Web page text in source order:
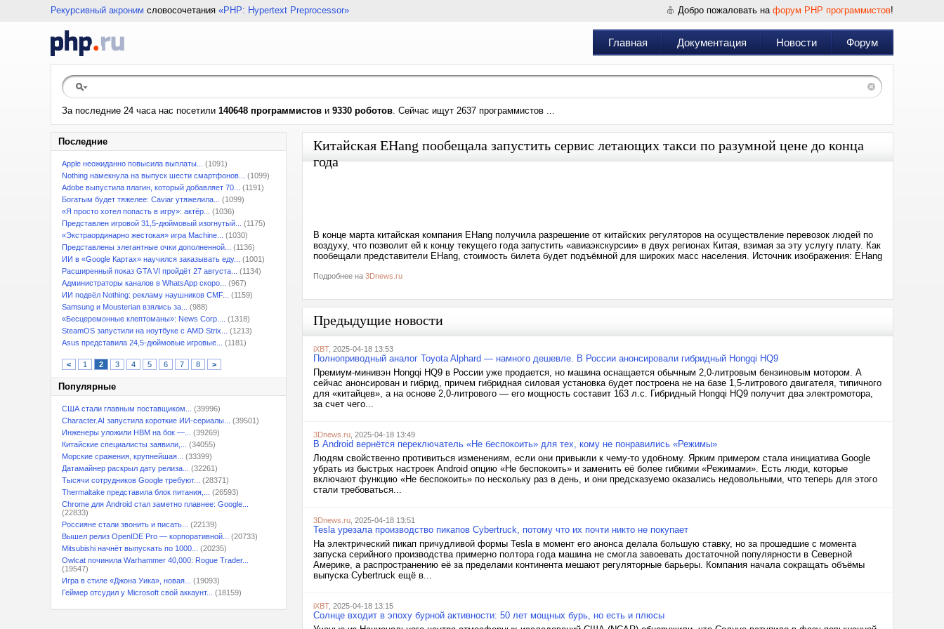
Рекурсивный акроним словосочетания «PHP: Hypertext Preprocessor» Добро пожаловать на форум PHP программистов!
Главная Документация Новости Форум
За последние 24 часа нас посетили 140648 программистов и 9330 роботов. Сейчас ищут 2637 программистов ...
Последние
Apple неожиданно повысила выплаты...
(1091)
Nothing намекнула на выпуск шести смартфонов...
(1099)
Adobe выпустила плагин, который добавляет 70...
(1191)
Богатым будет тяжелее: Caviar утяжелила...
(1099)
«Я просто хотел попасть в игру»: актёр...
(1036)
Представлен игровой 31,5-дюймовый изогнутый...
(1175)
«Экстраординарно жестокая» игра Machine...
(1030)
Представлены элегантные очки дополненной...
(1136)
ИИ в «Google Картах» научился заказывать еду...
(1001)
Расширенный показ GTA VI пройдёт 27 августа...
(1134)
Администраторы каналов в WhatsApp скоро...
(967)
ИИ подвёл Nothing: рекламу наушников CMF...
(1159)
Samsung и Mousterian взялись за...
(988)
«Бесцеремонные клептоманы»: News Corp....
(1318)
SteamOS запустили на ноутбуке с AMD Strix...
(1213)
Asus представила 24,5-дюймовые игровые...
(1181)
< 1 2 3 4 5 6 7 8 >
Популярные
США стали главным поставщиком...
(39996)
Character.AI запустила короткие ИИ-сериалы...
(39501)
Инженеры уложили HBM на бок —...
(39269)
Китайские специалисты заявили,...
(34055)
Морские сражения, крупнейшая...
(33399)
Датамайнер раскрыл дату релиза...
(32261)
Тысячи сотрудников Google требуют...
(28371)
Thermaltake представила блок питания,...
(26593)
Chrome для Android стал заметно плавнее: Google...
(22833)
Россияне стали звонить и писать...
(22139)
Вышел релиз OpenIDE Pro — корпоративной...
(20733)
Mitsubishi начнёт выпускать по 1000...
(20235)
Owlcat починила Warhammer 40,000: Rogue Trader...
(19547)
Игра в стиле «Джона Уика», новая...
(19093)
Геймер отсудил у Microsoft свой аккаунт...
(18159)
Китайская EHang пообещала запустить сервис летающих такси по разумной цене до конца
года
В конце марта китайская компания EHang получила разрешение от китайских регуляторов на осуществление перевозок людей по
воздуху, что позволит ей к концу текущего года запустить «авиаэкскурсии» в двух регионах Китая, взимая за эту услугу плату. Как
пообещали представители EHang, стоимость билета будет подъёмной для широких масс населения. Источник изображения: EHang
Подробнее на 3Dnews.ru
Предыдущие новости
iXBT, 2025-04-18 13:53
Полноприводный аналог Toyota Alphard — намного дешевле. В России анонсировали гибридный Hongqi HQ9
Премиум-минивэн Hongqi HQ9 в России уже продается, но машина оснащается обычным 2,0-литровым бензиновым мотором. А
сейчас анонсирован и гибрид, причем гибридная силовая установка будет построена не на базе 1,5-литрового двигателя, типичного
для «китайцев», а на основе 2,0-литрового — его мощность составит 163 л.с. Гибридный Hongqi HQ9 получит два электромотора,
за счет чего...
3Dnews.ru , 2025-04-18 13:49
В Android вернётся переключатель «Не беспокоить» для тех, кому не понравились «Режимы»
Людям свойственно противиться изменениям, если они привыкли к чему-то удобному. Ярким примером стала инициатива Google
убрать из быстрых настроек Android опцию «Не беспокоить» и заменить её более гибкими «Режимами». Есть люди, которые
включают функцию «Не беспокоить» по нескольку раз в день, и они предсказуемо оказались недовольными, что теперь для этого
стали требоваться...
3Dnews.ru , 2025-04-18 13:51
Tesla урезала производство пикапов Cybertruck, потому что их почти никто не покупает
На электрический пикап причудливой формы Tesla в момент его анонса делала большую ставку, но за прошедшие с момента
запуска серийного производства примерно полтора года машина не смогла завоевать достаточной популярности в Северной
Америке, а распространению её за пределами континента мешают регуляторные барьеры. Компания начала сокращать объёмы
выпуска Cybertruck ещё в...
iXBT, 2025-04-18 13:15
Солнце входит в эпоху бурной активности: 50 лет мощных бурь, но есть и плюсы